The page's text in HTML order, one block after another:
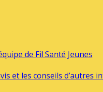
de Fil Santé Jeunes
et les conseils d’autres